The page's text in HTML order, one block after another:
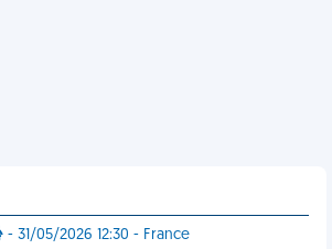
- 31/05/2026 12:30 - France